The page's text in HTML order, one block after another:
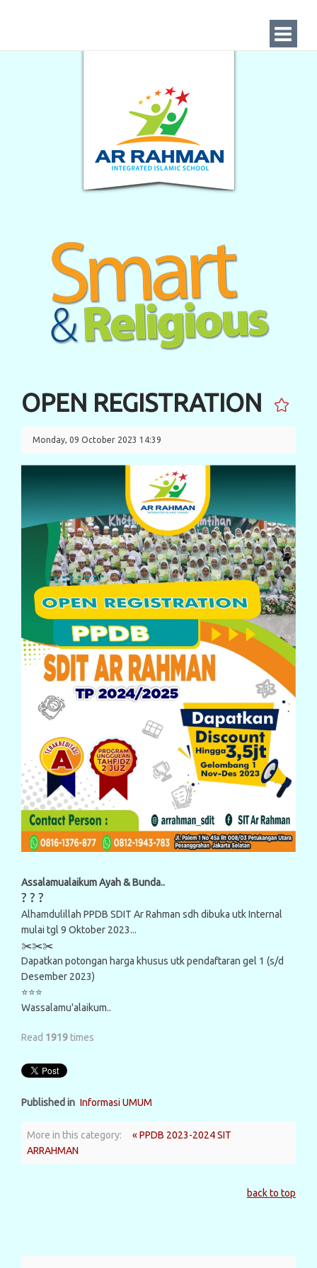
OPEN REGISTRATION
Monday, 09 October 2023 14:39
Assalamualaikum Ayah & Bunda..
? ? ?
Alhamdulillah PPDB SDIT Ar Rahman sdh dibuka utk Internal
mulai tgl 9 Oktober 2023...
✂️✂️✂️
Dapatkan potongan harga khusus utk pendaftaran gel 1 (s/d
Desember 2023)
⭐⭐⭐
Wassalamu'alaikum..
Read 1919 times
Published in Informasi UMUM
More in this category:
« PPDB 2023-2024 SIT
ARRAHMAN
back to top